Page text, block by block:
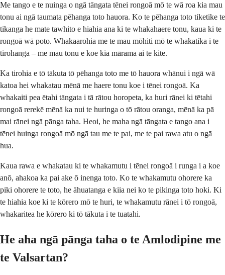
Me tango e te nuinga o ngā tāngata tēnei rongoā mō te wā roa kia mau
tonu ai ngā taumata pēhanga toto hauora. Ko te pēhanga toto tiketike te
tikanga he mate tawhito e hiahia ana ki te whakahaere tonu, kaua ki te
rongoā wā poto. Whakaarohia me te mau mōhiti mō te whakatika i te
tirohanga – me mau tonu e koe kia mārama ai te kite.
Ka tirohia e tō tākuta tō pēhanga toto me tō hauora whānui i ngā wā
katoa hei whakatau mēnā me haere tonu koe i tēnei rongoā. Ka
whakaiti pea ētahi tāngata i tā rātou horopeta, ka huri rānei ki tētahi
rongoā rerekē mēnā ka nui te huringa o tō rātou oranga, mēnā ka pā
mai rānei ngā pānga taha. Heoi, he maha ngā tāngata e tango ana i
tēnei huinga rongoā mō ngā tau me te pai, me te pai rawa atu o ngā
hua.
Kaua rawa e whakatau ki te whakamutu i tēnei rongoā i runga i a koe
anō, ahakoa ka pai ake ō inenga toto. Ko te whakamutu ohorere ka
piki ohorere te toto, he āhuatanga e kiia nei ko te pikinga toto hoki. Ki
te hiahia koe ki te kōrero mō te huri, te whakamutu rānei i tō rongoā,
whakaritea he kōrero ki tō tākuta i te tuatahi.
He aha ngā pānga taha o te Amlodipine me
te Valsartan?